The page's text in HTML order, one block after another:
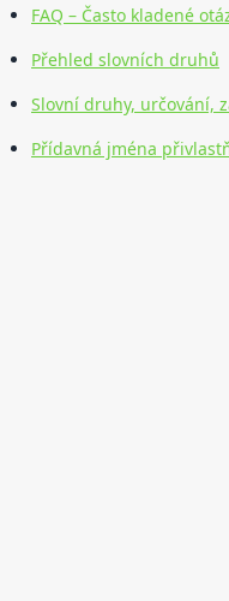
FAQ – Často kladené
Přehled slovních druhů
Slovní druhy, určování,
Přídavná jména